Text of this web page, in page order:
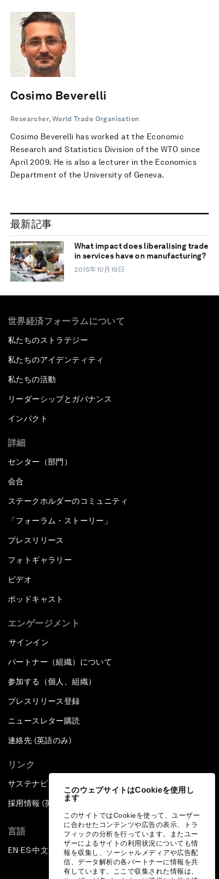
このウェブサイトはCookieを使用し
ます
このサイトではCookieを使って、ユーザー
に合わせたコンテンツや広告の表示、トラ
フィックの分析を行っています。またユー
ザーによるサイトの利用状況についても情
報を収集し、ソーシャルメディアや広告配
信、データ解析の各パートナーに情報を共
有しています。ここで収集された情報は、
Cosimo Beverelli
Researcher, World Trade Organisation
Cosimo Beverelli has worked at the Economic
Research and Statistics Division of the WTO since
April 2009. He is also a lecturer in the Economics
Department of the University of Geneva.
最新記事
What impact does liberalising trade
in services have on manufacturing?
2015年10月19日
世界経済フォーラムについて
私たちのストラテジー
私たちのアイデンティティ
私たちの活動
リーダーシップとガバナンス
インパクト
詳細
センター（部門）
会合
ステークホルダーのコミュニティ
「フォーラム・ストーリー」
プレスリリース
フォトギャラリー
ビデオ
ポッドキャスト
エンゲージメント
サインイン
パートナー（組織）について
参加する（個人、組織）
プレスリリース登録
ニュースレター購読
連絡先 (英語のみ)
リンク
サステナビリティへの取り組み
採用情報 (英語のみ)
言語
EN ▪ES▪中文▪ 日本語